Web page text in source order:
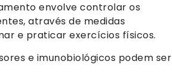
envolve controlar os
através de medidas
e praticar exercícios físicos.
e imunobiológicos podem ser